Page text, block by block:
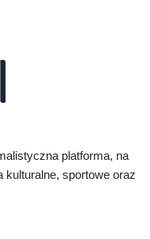
platforma, na
kulturalne, sportowe oraz